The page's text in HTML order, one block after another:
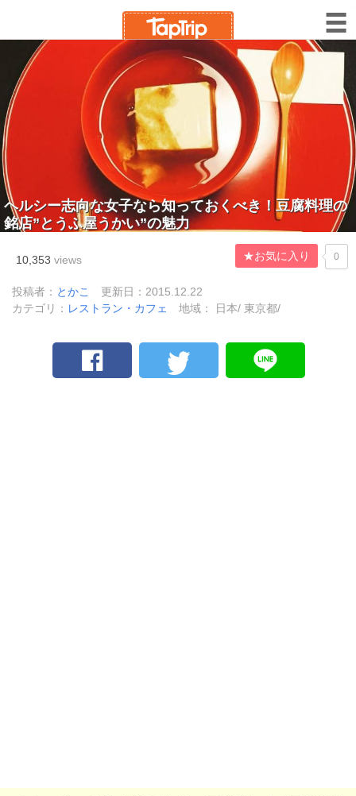
ヘルシー志向な女子なら知っておくべき！豆腐料理の
銘店”とうふ屋うかい”の魅力
10,353 views ★お気に入り 0
投稿者： とかこ
更新日：2015.12.22
カテゴリ： レストラン・カフェ 地域： 日本/ 東京都/